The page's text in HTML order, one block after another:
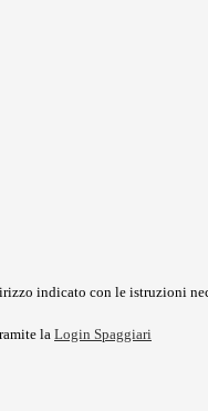
indicato con le istruzioni
la Login Spaggiari